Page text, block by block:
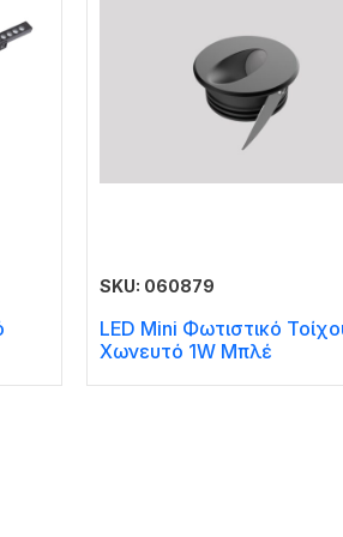
SKU: 060879
LED Mini Φωτιστικό
Χωνευτό 1W Μπλέ